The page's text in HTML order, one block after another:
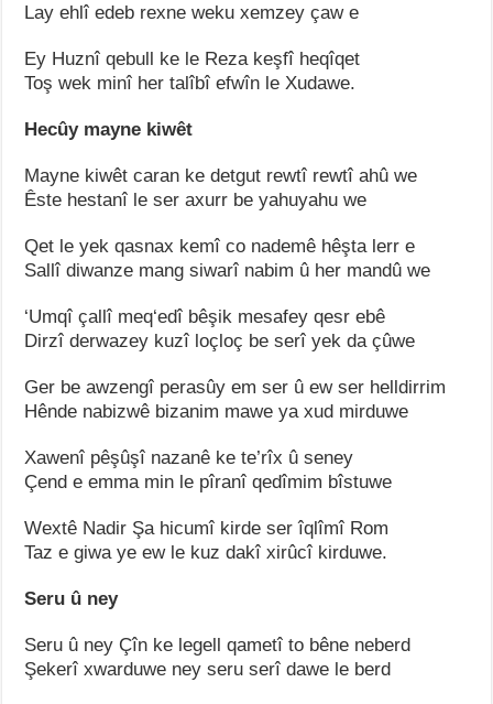
Lay ehlî edeb rexne weku xemzey çaw e
Ey Huznî qebull ke le Reza keşfî heqîqet
Toş wek minî her talîbî efwîn le Xudawe.
Hecûy mayne kiwêt
Mayne kiwêt caran ke detgut rewtî rewtî ahû we
Êste hestanî le ser axurr be yahuyahu we
Qet le yek qasnax kemî co nademê hêşta lerr e
Sallî diwanze mang siwarî nabim û her mandû we
‘Umqî çallî meq‘edî bêşik mesafey qesr ebê
Dirzî derwazey kuzî loçloç be serî yek da çûwe
Ger be awzengî perasûy em ser û ew ser helldirrim
Hênde nabizwê bizanim mawe ya xud mirduwe
Xawenî pêşûşî nazanê ke te’rîx û seney
Çend e emma min le pîranî qedîmim bîstuwe
Wextê Nadir Şa hicumî kirde ser îqlîmî Rom
Taz e giwa ye ew le kuz dakî xirûcî kirduwe.
Seru û ney
Seru û ney Çîn ke legell qametî to bêne neberd
Şekerî xwarduwe ney seru serî dawe le berd